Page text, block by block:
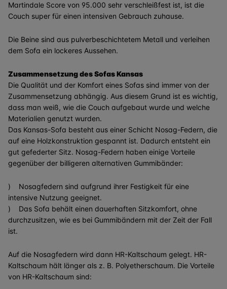
Martindale Score von 95.000 sehr verschleißfest ist, ist die
Couch super für einen intensiven Gebrauch zuhause.
Die Beine sind aus pulverbeschichtetem Metall und verleihen
dem Sofa ein lockeres Aussehen.
Zusammensetzung des Sofas Kansas
Die Qualität und der Komfort eines Sofas sind immer von der
Zusammensetzung abhängig. Aus diesem Grund ist es wichtig,
dass man weiß, wie die Couch aufgebaut wurde und welche
Materialien genutzt wurden.
Das Kansas-Sofa besteht aus einer Schicht Nosag-Federn, die
auf eine Holzkonstruktion gespannt ist. Dadurch entsteht ein
gut gefederter Sitz. Nosag-Federn haben einige Vorteile
gegenüber der billigeren alternativen Gummibänder:
) Nosagfedern sind aufgrund ihrer Festigkeit für eine
intensive Nutzung geeignet.
) Das Sofa behält einen dauerhaften Sitzkomfort, ohne
durchzusitzen, wie es bei Gummibändern mit der Zeit der Fall
ist.
Auf die Nosagfedern wird dann HR-Kaltschaum gelegt. HR-
Kaltschaum hält länger als z. B. Polyetherschaum. Die Vorteile
von HR-Kaltschaum sind: